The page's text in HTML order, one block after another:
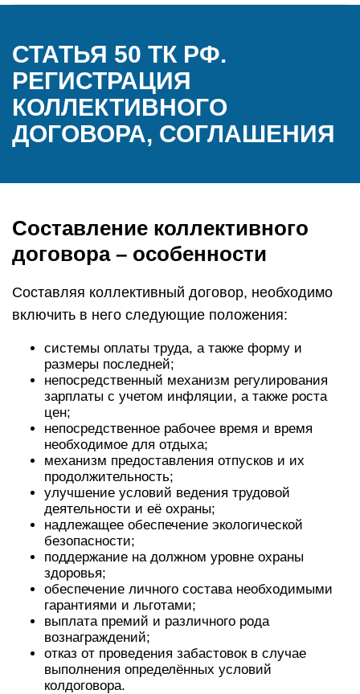
СТАТЬЯ 50 ТК РФ.
РЕГИСТРАЦИЯ
КОЛЛЕКТИВНОГО
ДОГОВОРА, СОГЛАШЕНИЯ
Составление коллективного
договора – особенности
Составляя коллективный договор, необходимо
включить в него следующие положения:
системы оплаты труда, а также форму и
размеры последней;
непосредственный механизм регулирования
зарплаты с учетом инфляции, а также роста
цен;
непосредственное рабочее время и время
необходимое для отдыха;
механизм предоставления отпусков и их
продолжительность;
улучшение условий ведения трудовой
деятельности и её охраны;
надлежащее обеспечение экологической
безопасности;
поддержание на должном уровне охраны
здоровья;
обеспечение личного состава необходимыми
гарантиями и льготами;
выплата премий и различного рода
вознаграждений;
отказ от проведения забастовок в случае
выполнения определённых условий
колдоговора.